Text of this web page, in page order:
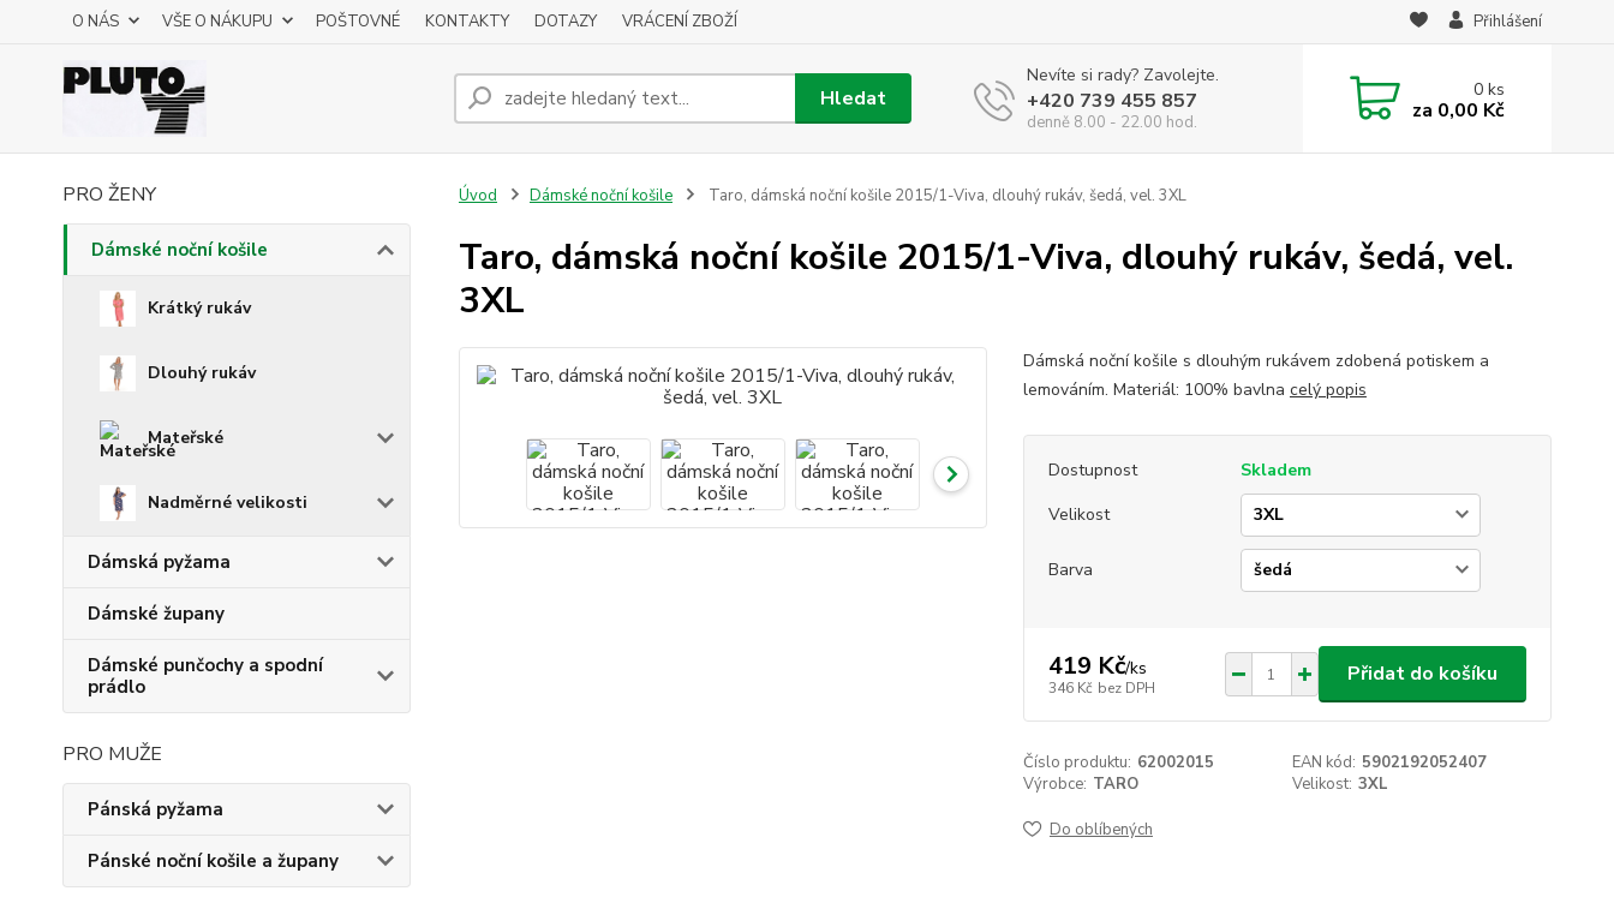
O NÁS VŠE O NÁKUPU POŠTOVNÉ KONTAKTY DOTAZY VRÁCENÍ ZBOŽÍ Přihlášení
Hledat
Nevíte si rady? Zavolejte.
+420 739 455 857
denně 8.00 - 22.00 hod.
0ks
za 0,00 Kč
PRO ŽENY
Dámské noční košile
Krátký rukáv
Dlouhý rukáv
Mateřské
Nadměrné velikosti
Dámská pyžama
Dámské župany
Dámské punčochy a spodní
prádlo
PRO MUŽE
Pánská pyžama
Pánské noční košile a župany
Úvod Dámské noční košile Taro, dámská noční košile 2015/1-Viva, dlouhý rukáv, šedá, vel. 3XL
Taro, dámská noční košile 2015/1-Viva, dlouhý rukáv, šedá, vel.
3XL
Dámská noční košile s dlouhým rukávem zdobená potiskem a
lemováním. Materiál: 100% bavlna celý popis
Dostupnost
Skladem
Velikost
Barva
419 Kč/ks
346 Kč bez DPH
Přidat do košíku
Číslo produktu: 62002015 EAN kód: 5902192052407
Výrobce: TARO Velikost: 3XL
Do oblíbených